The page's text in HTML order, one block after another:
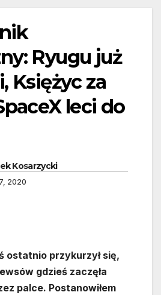
Ryugu już
Księżyc za
leci do
Kosarzycki
2020
ostatnio przykurzył się,
gdzieś zaczęła
palce. Postanowiłem